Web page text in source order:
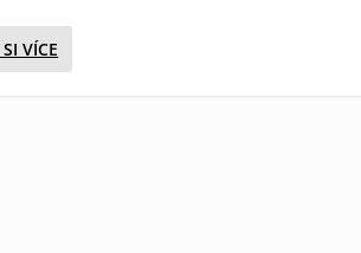
VÍCE